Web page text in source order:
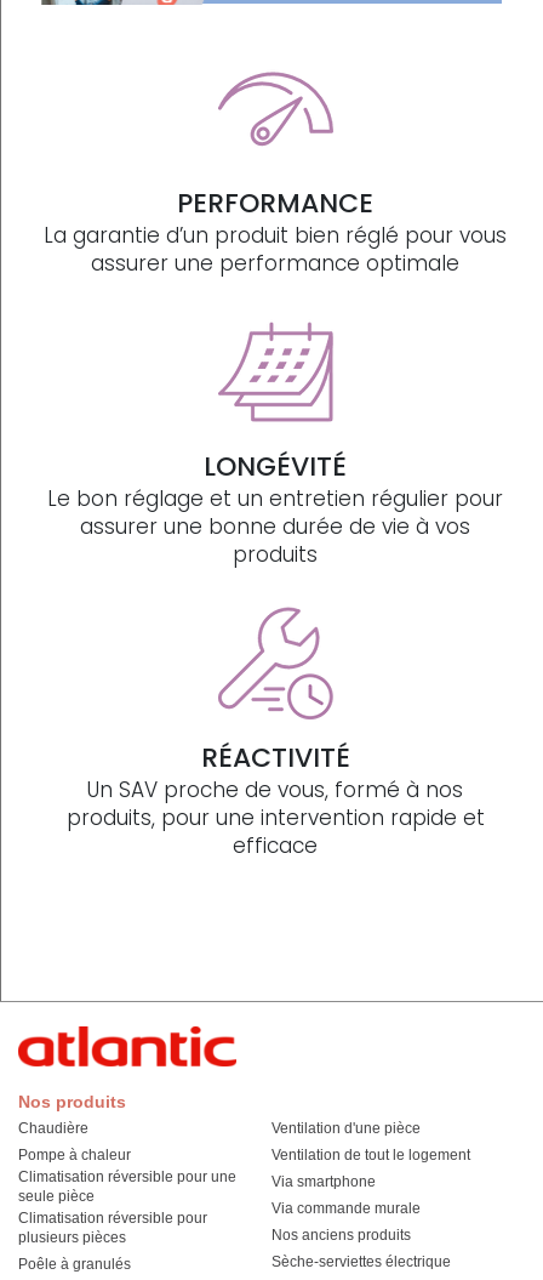
PERFORMANCE
La garantie d’un produit bien réglé pour vous
assurer une performance optimale
LONGÉVITÉ
Le bon réglage et un entretien régulier pour
assurer une bonne durée de vie à vos
produits
RÉACTIVITÉ
Un SAV proche de vous, formé à nos
produits, pour une intervention rapide et
efficace
Nos produits
Chaudière
Pompe à chaleur
Climatisation réversible pour une
seule pièce
Climatisation réversible pour
plusieurs pièces
Poêle à granulés
Ventilation d'une pièce
Ventilation de tout le logement
Via smartphone
Via commande murale
Nos anciens produits
Sèche-serviettes électrique